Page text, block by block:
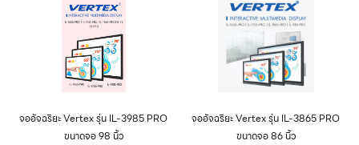
จออัจฉริยะ Vertex รุ่น IL-3985 PRO
ขนาดจอ 98 นิ้ว
จออัจฉริยะ Vertex รุ่น IL-3865 PRO
ขนาดจอ 86 นิ้ว